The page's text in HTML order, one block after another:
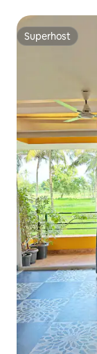
Superhost
Superhost